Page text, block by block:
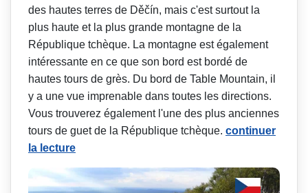
des hautes terres de Děčín, mais c'est surtout la
plus haute et la plus grande montagne de la
République tchèque. La montagne est également
intéressante en ce que son bord est bordé de
hautes tours de grès. Du bord de Table Mountain, il
y a une vue imprenable dans toutes les directions.
Vous trouverez également l'une des plus anciennes
tours de guet de la République tchèque. continuer
la lecture